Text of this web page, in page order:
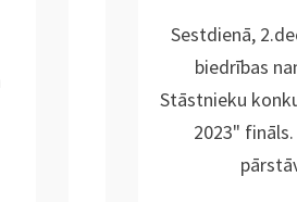
Sestdienā,
biedrības
Stāstnieku
2023"